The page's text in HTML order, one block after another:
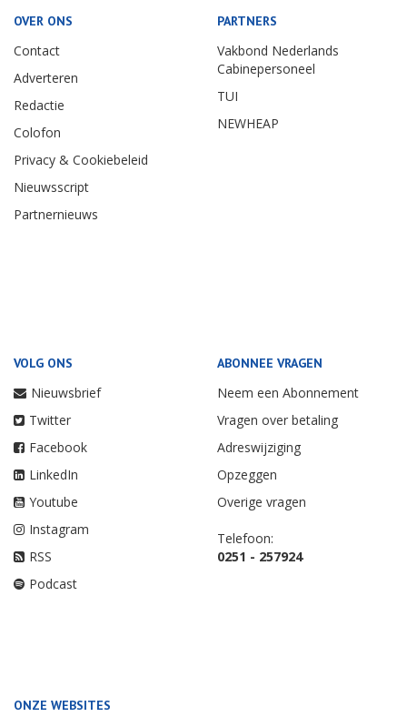
OVER ONS
Contact
Adverteren
Redactie
Colofon
Privacy & Cookiebeleid
Nieuwsscript
Partnernieuws
PARTNERS
Vakbond Nederlands
Cabinepersoneel
TUI
NEWHEAP
VOLG ONS
Nieuwsbrief
Twitter
Facebook
LinkedIn
Youtube
Instagram
RSS
Podcast
ABONNEE VRAGEN
Neem een Abonnement
Vragen over betaling
Adreswijziging
Opzeggen
Overige vragen
Telefoon:
0251 - 257924
ONZE WEBSITES